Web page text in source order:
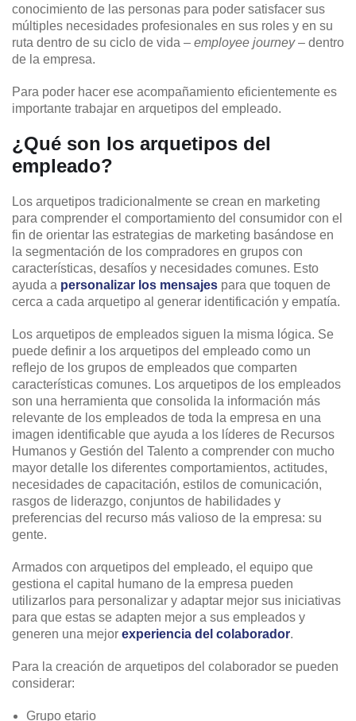
conocimiento de las personas para poder satisfacer sus
múltiples necesidades profesionales en sus roles y en su
ruta dentro de su ciclo de vida – employee journey– dentro
de la empresa.
Para poder hacer ese acompañamiento eficientemente es
importante trabajar en arquetipos del empleado.
¿Qué son los arquetipos del
empleado?
Los arquetipos tradicionalmente se crean en marketing
para comprender el comportamiento del consumidor con el
fin de orientar las estrategias de marketing basándose en
la segmentación de los compradores en grupos con
características, desafíos y necesidades comunes. Esto
ayuda a personalizar los mensajes para que toquen de
cerca a cada arquetipo al generar identificación y empatía.
Los arquetipos de empleados siguen la misma lógica. Se
puede definir a los arquetipos del empleado como un
reflejo de los grupos de empleados que comparten
características comunes. Los arquetipos de los empleados
son una herramienta que consolida la información más
relevante de los empleados de toda la empresa en una
imagen identificable que ayuda a los líderes de Recursos
Humanos y Gestión del Talento a comprender con mucho
mayor detalle los diferentes comportamientos, actitudes,
necesidades de capacitación, estilos de comunicación,
rasgos de liderazgo, conjuntos de habilidades y
preferencias del recurso más valioso de la empresa: su
gente.
Armados con arquetipos del empleado, el equipo que
gestiona el capital humano de la empresa pueden
utilizarlos para personalizar y adaptar mejor sus iniciativas
para que estas se adapten mejor a sus empleados y
generen una mejor experiencia del colaborador.
Para la creación de arquetipos del colaborador se pueden
considerar:
Grupo etario